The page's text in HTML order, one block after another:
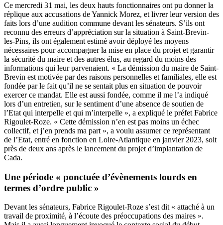
Ce mercredi 31 mai, les deux hauts fonctionnaires ont pu donner la
réplique aux accusations de Yannick Morez, et livrer leur version des
faits lors d’une audition commune devant les sénateurs. S’ils ont
reconnu des erreurs d’appréciation sur la situation à Saint-Brevin-
les-Pins, ils ont également estimé avoir déployé les moyens
nécessaires pour accompagner la mise en place du projet et garantir
la sécurité du maire et des autres élus, au regard du moins des
informations qui leur parvenaient. « La démission du maire de Saint-
Brevin est motivée par des raisons personnelles et familiales, elle est
fondée par le fait qu’il ne se sentait plus en situation de pouvoir
exercer ce mandat. Elle est aussi fondée, comme il me l’a indiqué
lors d’un entretien, sur le sentiment d’une absence de soutien de
l’Etat qui interpelle et qui m’interpelle », a expliqué le préfet Fabrice
Rigoulet-Roze. « Cette démission n’en est pas moins un échec
collectif, et j’en prends ma part », a voulu assumer ce représentant
de l’Etat, entré en fonction en Loire-Atlantique en janvier 2023, soit
près de deux ans après le lancement du projet d’implantation de
Cada.
Une période « ponctuée d’évènements lourds en
termes d’ordre public »
Devant les sénateurs, Fabrice Rigoulet-Roze s’est dit « attaché à un
travail de proximité, à l’écoute des préoccupations des maires ».